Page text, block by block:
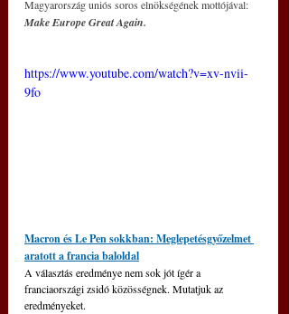
Magyarország uniós soros elnökségének mottójával:
Make Europe Great Again.
https://www.youtube.com/watch?v=xv-nvii-
9fo
Macron és Le Pen sokkban: Meglepetésgyőzelmet
aratott a francia baloldal
A választás eredménye nem sok jót ígér a
franciaországi zsidó közösségnek. Mutatjuk az
eredményeket.